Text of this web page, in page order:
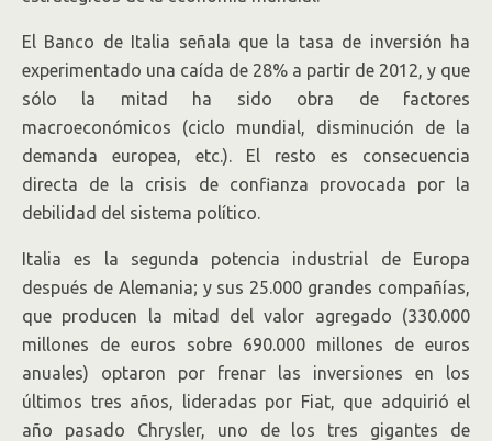
El Banco de Italia señala que la tasa de inversión ha
experimentado una caída de 28% a partir de 2012, y que
sólo la mitad ha sido obra de factores
macroeconómicos (ciclo mundial, disminución de la
demanda europea, etc.). El resto es consecuencia
directa de la crisis de confianza provocada por la
debilidad del sistema político.
Italia es la segunda potencia industrial de Europa
después de Alemania; y sus 25.000 grandes compañías,
que producen la mitad del valor agregado (330.000
millones de euros sobre 690.000 millones de euros
anuales) optaron por frenar las inversiones en los
últimos tres años, lideradas por Fiat, que adquirió el
año pasado Chrysler, uno de los tres gigantes de